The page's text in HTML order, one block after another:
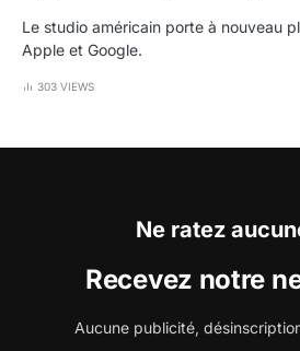
Le studio américain porte à nouveau
Apple et Google.
303 VIEWS
Ne ratez
Recevez notre
Aucune publicité,